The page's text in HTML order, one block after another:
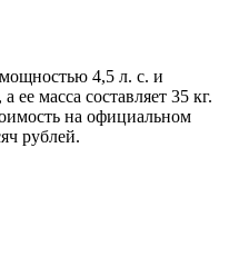
4,5 л. с. и
масса составляет 35 кг.
на официальном
рублей.